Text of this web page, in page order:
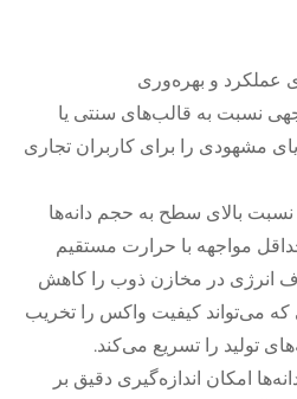
عملکرد و بهره‌وری
نسبت به قالب‌های سنتی یا
مشهودی را برای کاربران تجاری
بالای سطح به حجم دانه‌ها
مواجهه با حرارت مستقیم
انرژی در مخازن ذوب را کاهش
می‌تواند کیفیت واکس را تخریب
تولید را تسریع می‌کند.
امکان اندازه‌گیری دقیق بر